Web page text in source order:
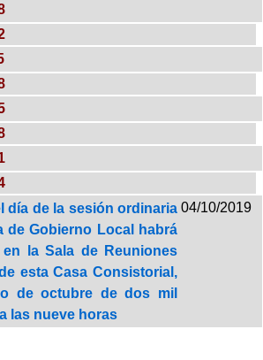
día de la sesión ordinaria
de Gobierno Local habrá
la Sala de Reuniones
esta Casa Consistorial,
de octubre de dos mil
las nueve horas
04/10/2019